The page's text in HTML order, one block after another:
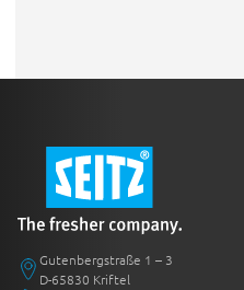
Gutenbergstraße 1 – 3
D-65830 Kriftel